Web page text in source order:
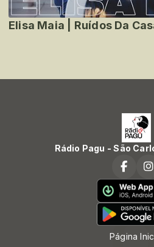
Elisa Maia | Ruídos Da
Rádio Pagu - São
Página